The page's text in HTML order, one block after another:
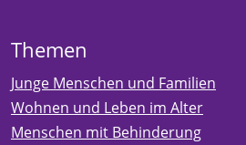
Themen
Junge Menschen und Familien
Wohnen und Leben im Alter
Menschen mit Behinderung